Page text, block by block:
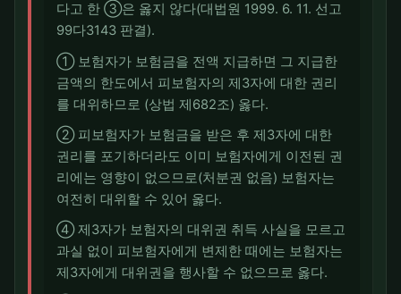
다고 한 ③은 옳지 않다(대법원 1999. 6. 11. 선고
99다3143 판결).
① 보험자가 보험금을 전액 지급하면 그 지급한
금액의 한도에서 피보험자의 제3자에 대한 권리
를 대위하므로 (상법 제682조) 옳다.
② 피보험자가 보험금을 받은 후 제3자에 대한
권리를 포기하더라도 이미 보험자에게 이전된 권
리에는 영향이 없으므로(처분권 없음) 보험자는
여전히 대위할 수 있어 옳다.
④ 제3자가 보험자의 대위권 취득 사실을 모르고
과실 없이 피보험자에게 변제한 때에는 보험자는
제3자에게 대위권을 행사할 수 없으므로 옳다.